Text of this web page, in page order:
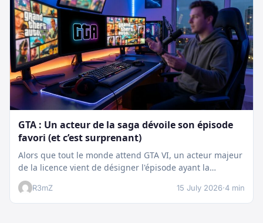
GTA : Un acteur de la saga dévoile son épisode
favori (et c’est surprenant)
Alors que tout le monde attend GTA VI, un acteur majeur
de la licence vient de désigner l'épisode ayant la…
R3mZ 15 July 2026·4 min